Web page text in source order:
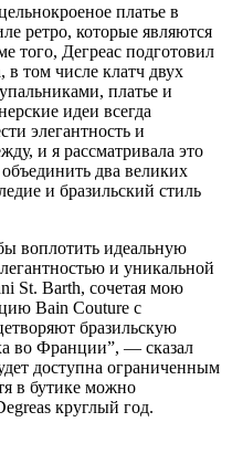
платье в
ретро, которые являются
того, Дегреас подготовил
в том числе клатч двух
платье и
идеи всегда
элегантность и
и я рассматривала это
два великих
и бразильский стиль
воплотить идеальную
и уникальной
St. Barth, сочетая мою
Bain Couture с
бразильскую
во Франции”, — сказал
доступна ограниченным
в бутике можно
круглый год.